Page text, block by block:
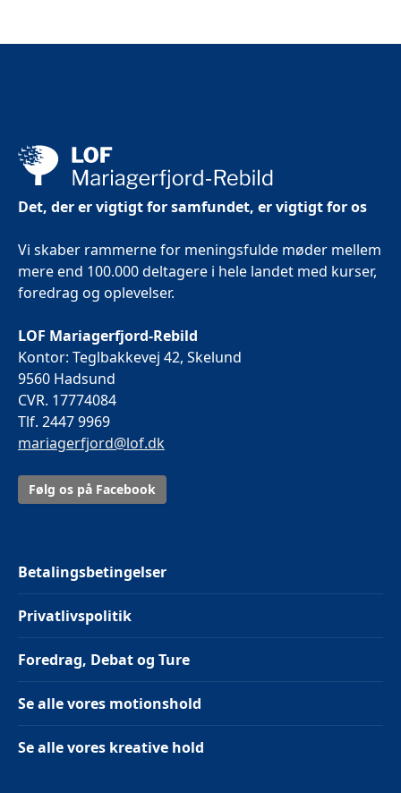
Det, der er vigtigt for samfundet, er vigtigt for os
Vi skaber rammerne for meningsfulde møder mellem
mere end 100.000 deltagere i hele landet med kurser,
foredrag og oplevelser.
LOF Mariagerfjord-Rebild
Kontor: Teglbakkevej 42, Skelund
9560 Hadsund
CVR. 17774084
Tlf. 2447 9969
mariagerfjord@lof.dk
Følg os på Facebook
Betalingsbetingelser
Privatlivspolitik
Foredrag, Debat og Ture
Se alle vores motionshold
Se alle vores kreative hold